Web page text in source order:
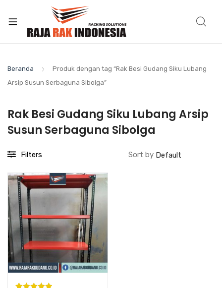
Beranda
Produk dengan tag “Rak Besi Gudang Siku Lubang
Arsip Susun Serbaguna Sibolga”
Rak Besi Gudang Siku Lubang Arsip
Susun Serbaguna Sibolga
Filters Sort by